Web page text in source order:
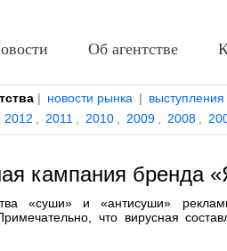
| новости рынка | выступления
2012 2011 2010 2009 2008
кампания бренда
«суши» и «антисуши»
что вирусная
Об агентстве